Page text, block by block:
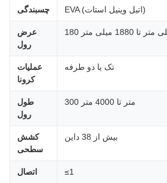
چسبندگی EVA (اتیل وینیل استات)
عرض
رول
متر تا 1880 میلی متر
عملیات
کرونا
تک یا دو طرفه
طول
رول
300 متر تا 4000 متر
کشش
سطحی
بیش از 38 داین
اتصال ≤1